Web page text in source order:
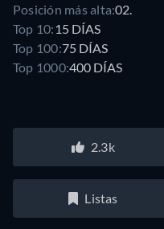
Posición más alta:02.
Top 10: 15 DÍAS
Top 100:75 DÍAS
Top 1000:400 DÍAS
2.3k
Listas